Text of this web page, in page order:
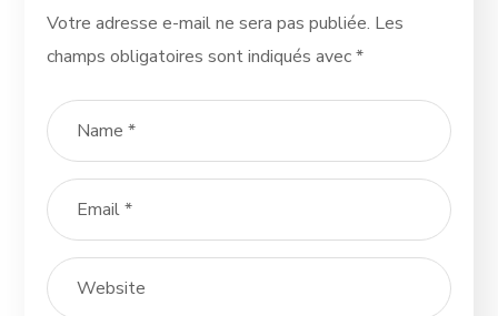
Votre adresse e-mail ne sera pas publiée. Les
champs obligatoires sont indiqués avec*